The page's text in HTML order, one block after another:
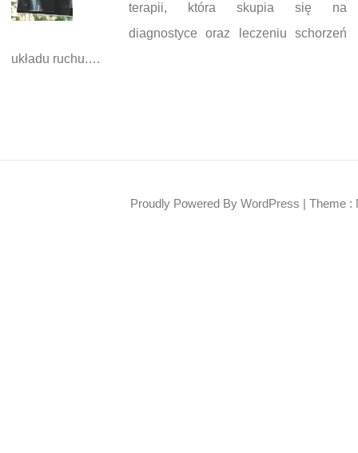
terapii, która skupia się na
diagnostyce oraz leczeniu schorzeń
układu ruchu.…
Proudly Powered By WordPress | Theme :